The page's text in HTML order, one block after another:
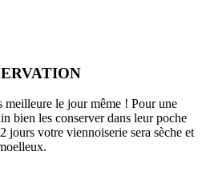
meilleure le jour même ! Pour une
bien les conserver dans leur poche
jours votre viennoiserie sera sèche et